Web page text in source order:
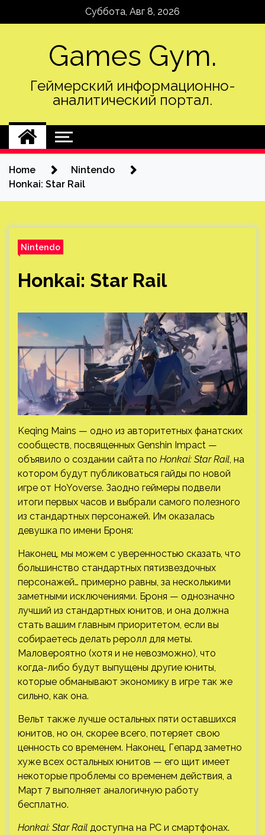
Суббота, Авг 8, 2026
Games Gym.
Геймерский информационно-
аналитический портал.
Home
Nintendo
Honkai: Star Rail
Nintendo
Honkai: Star Rail
Keqing Mains — одно из авторитетных фанатских
сообществ, посвященных Genshin Impact —
объявило о создании сайта по Honkai: Star Rail , на
котором будут публиковаться гайды по новой
игре от HoYoverse. Заодно геймеры подвели
итоги первых часов и выбрали самого полезного
из стандартных персонажей. Им оказалась
девушка по имени Броня:
Наконец, мы можем с уверенностью сказать, что
большинство стандартных пятизвездочных
персонажей… примерно равны, за несколькими
заметными исключениями. Броня — однозначно
лучший из стандартных юнитов, и она должна
стать вашим главным приоритетом, если вы
собираетесь делать реролл для меты.
Маловероятно (хотя и не невозможно), что
когда-либо будут выпущены другие юниты,
которые обманывают экономику в игре так же
сильно, как она.
Вельт также лучше остальных пяти оставшихся
юнитов, но он, скорее всего, потеряет свою
ценность со временем. Наконец, Гепард заметно
хуже всех остальных юнитов — его щит имеет
некоторые проблемы со временем действия, а
Март 7 выполняет аналогичную работу
бесплатно.
Honkai: Star Rail доступна на PC и смартфонах.